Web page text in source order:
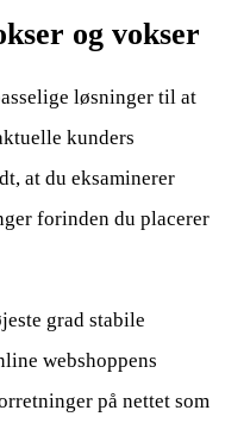
og vokser
løsninger til at
kunders
at du eksaminerer
forinden du placerer
grad stabile
webshoppens
på nettet som